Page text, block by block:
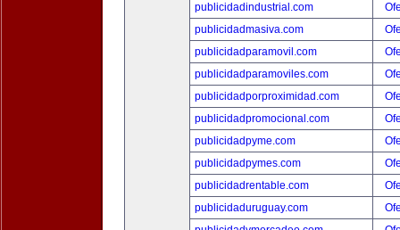
publicidadindustrial.com
publicidadmasiva.com
publicidadparamovil.com
publicidadparamoviles.com
publicidadporproximidad.com
publicidadpromocional.com
publicidadpyme.com
publicidadpymes.com
publicidadrentable.com
publicidaduruguay.com